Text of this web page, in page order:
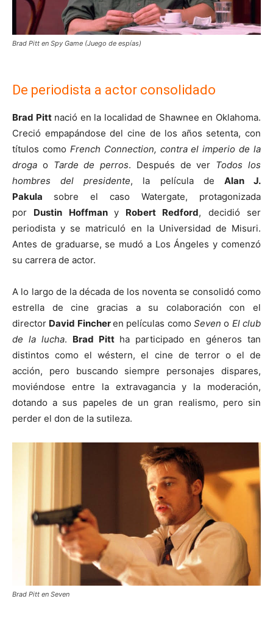
Brad Pitt en Spy Game (Juego de espías)
De periodista a actor consolidado
Brad Pittnació en la localidad de Shawnee en Oklahoma.
Creció empapándose del cine de los años setenta, con
títulos como French Connection, contra el imperio de la
droga o Tarde de perros. Después de ver Todos los
hombres del presidente, la película de Alan J.
Pakula sobre el caso Watergate, protagonizada
por Dustin Hoffman y Robert Redford, decidió ser
periodista y se matriculó en la Universidad de Misuri.
Antes de graduarse, se mudó a Los Ángeles y comenzó
su carrera de actor.
A lo largo de la década de los noventa se consolidó como
estrella de cine gracias a su colaboración con el
director David Fincheren películas comoSeveno El club
de la lucha. Brad Pitt ha participado en géneros tan
distintos como el wéstern, el cine de terror o el de
acción, pero buscando siempre personajes dispares,
moviéndose entre la extravagancia y la moderación,
dotando a sus papeles de un gran realismo, pero sin
perder el don de la sutileza.
Brad Pitt en Seven